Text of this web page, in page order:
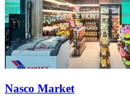
Nasco Market